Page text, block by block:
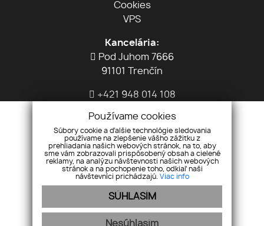
Cookies
VPS
Kancelária:
Pod Juhom 7666
91101 Trenčín
+421 948 014 108
Pridajte si nás
Používame cookies
Súbory cookie a ďalšie technológie sledovania
používame na zlepšenie vášho zážitku z
prehliadania našich webových stránok, na to, aby
sme vám zobrazovali prispôsobený obsah a cielené
reklamy, na analýzu návštevnosti našich webových
stránok a na pochopenie toho, odkiaľ naši
návštevníci prichádzajú. Viac info
SÚHLASÍM
Nesúhlasím